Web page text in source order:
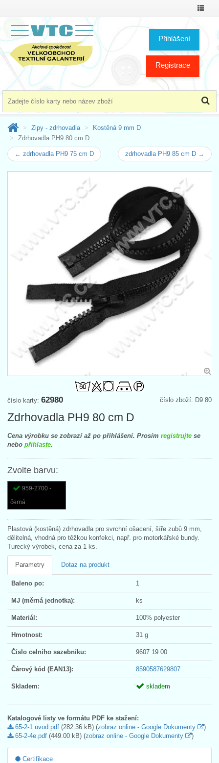
Přihlášení
Registrace
Zipy - zdrhovadla
Kostěná 9 mm D
Zdrhovadla PH9 80 cm D
← zdrhovadla PH9 75 cm D zdrhovadla PH9 85 cm D →
číslo zboží: D9 80
číslo karty: 62980
Zdrhovadla PH9 80 cm D
Cena výrobku se zobrazí až po přihlášení. Prosím registrujte se
nebo přihlaste.
Zvolte barvu:
959-2700 -
černá
Plastová (kostěná) zdrhovadla pro svrchní ošacení, šíře zubů 9 mm,
dělitelná, vhodná pro těžkou konfekci, např. pro motorkářské bundy.
Turecký výrobek, cena za 1 ks.
Parametry Dotaz na produkt
Baleno po: 1
MJ (měrná jednotka): ks
Materiál: 100% polyester
Hmotnost: 31 g
Číslo celního sazebníku: 9607 19 00
Čárový kód (EAN13): 8590587629807
Skladem: skladem
Katalogové listy ve formátu PDF ke stažení:
65-2-1 uvod.pdf (282.36 kB) (zobraz online - Google Dokumenty
)
65-2-4e.pdf (449.00 kB) (zobraz online - Google Dokumenty )
Certifikace